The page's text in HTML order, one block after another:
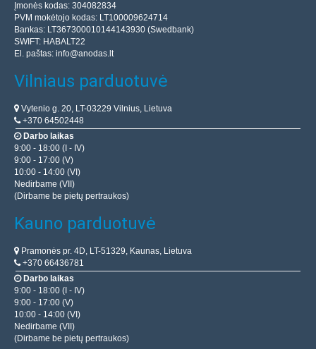
Įmonės kodas: 304082834
PVM mokėtojo kodas: LT100009624714
Bankas: LT367300010144143930 (Swedbank)
SWIFT: HABALT22
El. paštas: info@anodas.lt
Vilniaus parduotuvė
Vytenio g. 20, LT-03229 Vilnius, Lietuva
+370 64502448
Darbo laikas
9:00 - 18:00 (I - IV)
9:00 - 17:00 (V)
10:00 - 14:00 (VI)
Nedirbame (VII)
(Dirbame be pietų pertraukos)
Kauno parduotuvė
Pramonės pr. 4D, LT-51329, Kaunas, Lietuva
+370 66436781
Darbo laikas
9:00 - 18:00 (I - IV)
9:00 - 17:00 (V)
10:00 - 14:00 (VI)
Nedirbame (VII)
(Dirbame be pietų pertraukos)